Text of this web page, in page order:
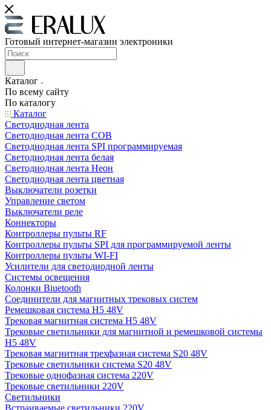
Готовый интернет-магазин электроники
Каталог
По всему сайту
По каталогу
Каталог
Светодиодная лента
Светодиодная лента COB
Светодиодная лента SPI программируемая
Светодиодная лента белая
Светодиодная лента Неон
Светодиодная лента цветная
Выключатели розетки
Управление светом
Выключатели реле
Коннекторы
Контроллеры пульты RF
Контроллеры пульты SPI для программируемой ленты
Контроллеры пульты WI-FI
Усилители для светодиодной ленты
Системы освещения
Колонки Biuetooth
Соединители для магнитных трековых систем
Ремешковая система H5 48V
Трековая магнитная система H5 48V
Трековые светильники для магнитной и ремешковой системы
H5 48V
Трековая магнитная трехфазная система S20 48V
Трековые светильники система S20 48V
Трековые однофазная система 220V
Трековые светильники 220V
Светильники
Встраиваемые светильники 220V